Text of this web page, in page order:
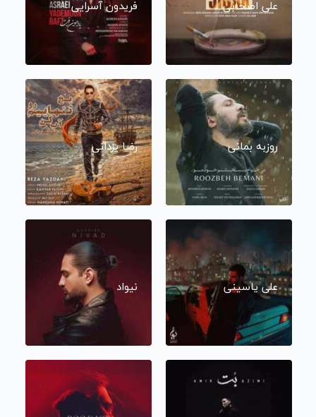
علی اصحابی فریدون آسرایی
روزبه بمانی رضا یزدانی
علی یاسینی نیواد